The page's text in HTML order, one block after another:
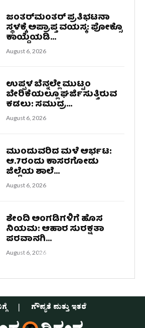
ಜಂತರ್‌ಮಂತರ್‌ ಪ್ರತಿಭಟನಾ
ಸ್ಥಳಕ್ಕೆ ಅಪ್ರಾಪ್ತ ವಯಸ್ಕ: ಪೋಕ್ಸೊ
ಕಾಯ್ದೆಯಡಿ...
August 6, 2026
ಉಪ್ಪಳ ಬೆನ್ನಲ್ಲೇ ಮುಟ್ಟಂ
ಬೇರಿಕೆಯಲ್ಲೂ ಘರ್ಜಿಸುತ್ತಿರುವ
ಕಡಲು: ಸಮುದ್ರ...
August 6, 2026
ಮುಂದುವರಿದ ಮಳೆ ಆರ್ಭಟ:
ಆ.7ರಂದು ಕಾಸರಗೋಡು
ಜಿಲ್ಲೆಯ ಶಾಲೆ...
August 6, 2026
ಶೇಂದಿ ಅಂಗಡಿಗಳಿಗೆ ಹೊಸ
ನಿಯಮ: ಆಹಾರ ಸುರಕ್ಷತಾ
ಪರವಾನಗಿ...
August 6, 2026
ಗೌಪ್ಯತೆ ಮತ್ತು ಇತರೆ